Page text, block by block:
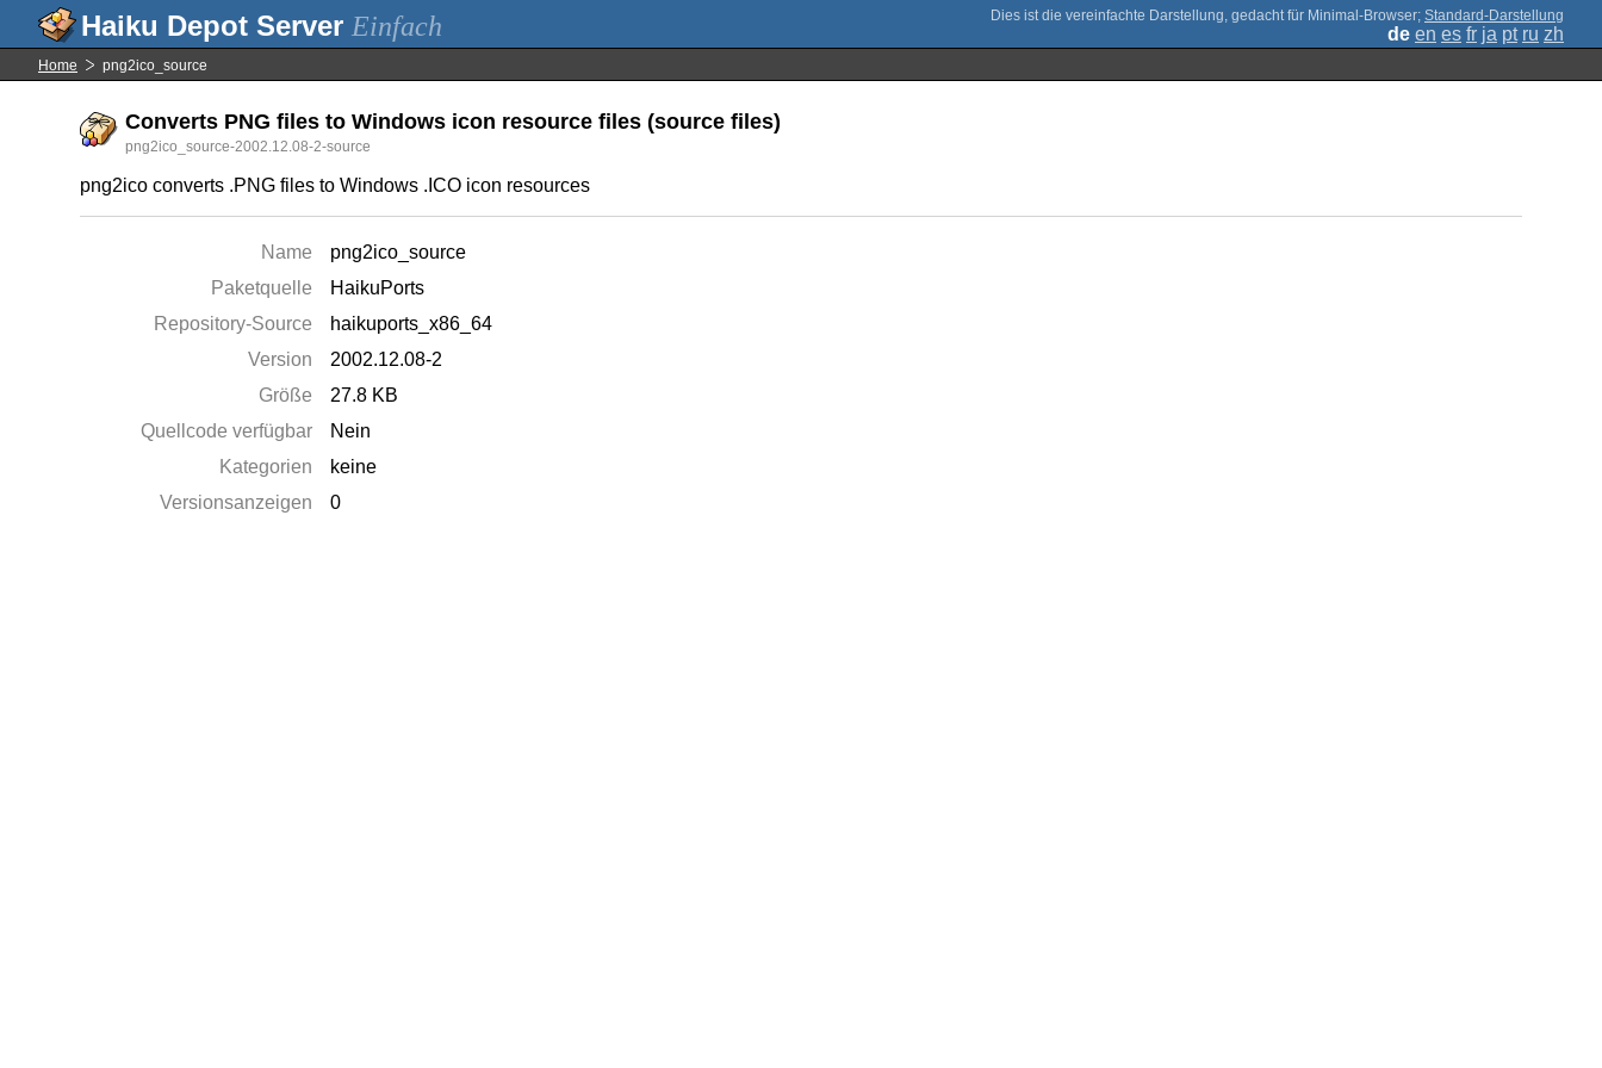
Einfach ; Standard-Darstellung
de en es fr ja pt ru zh
Home png2ico_source
Converts PNG files to Windows icon resource files (source files)
png2ico_source-2002.12.08-2-source
png2ico converts .PNG files to Windows .ICO icon resources
Name
png2ico_source
Paketquelle
HaikuPorts
Repository-Source
haikuports_x86_64
Version
2002.12.08-2
Größe
27.8 KB
Quellcode verfügbar
Nein
Kategorien
keine
Versionsanzeigen
0